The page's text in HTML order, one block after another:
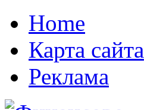
Home
Карта сайта
Реклама